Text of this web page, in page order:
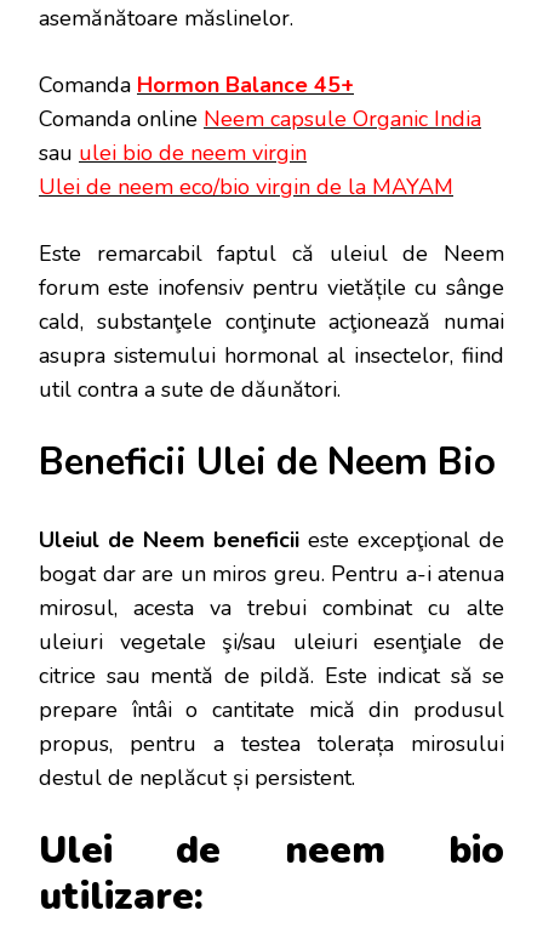
asemănătoare măslinelor.
Comanda Hormon Balance 45+
Comanda online Neem capsule Organic India
sau ulei bio de neem virgin
Ulei de neem eco/bio virgin de la MAYAM
Este remarcabil faptul că uleiul de Neem
forum este inofensiv pentru vietățile cu sânge
cald, substanţele conţinute acţionează numai
asupra sistemului hormonal al insectelor, fiind
util contra a sute de dăunători.
Beneficii Ulei de Neem Bio
Uleiul de Neem beneficii este excepţional de
bogat dar are un miros greu. Pentru a-i atenua
mirosul, acesta va trebui combinat cu alte
uleiuri vegetale şi/sau uleiuri esenţiale de
citrice sau mentă de pildă. Este indicat să se
prepare întâi o cantitate mică din produsul
propus, pentru a testea tolerața mirosului
destul de neplăcut și persistent.
Ulei de neem bio
utilizare: